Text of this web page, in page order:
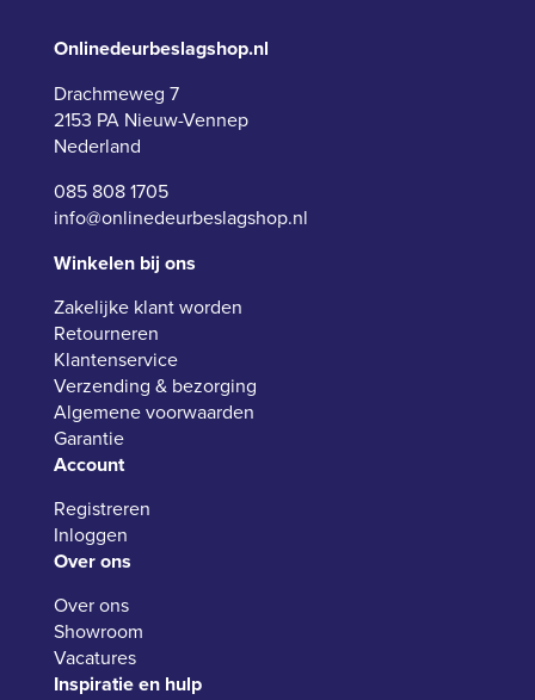
Onlinedeurbeslagshop.nl
Drachmeweg 7
2153 PA Nieuw-Vennep
Nederland
085 808 1705
info@onlinedeurbeslagshop.nl
Winkelen bij ons
Zakelijke klant worden
Retourneren
Klantenservice
Verzending & bezorging
Algemene voorwaarden
Garantie
Account
Registreren
Inloggen
Over ons
Over ons
Showroom
Vacatures
Inspiratie en hulp